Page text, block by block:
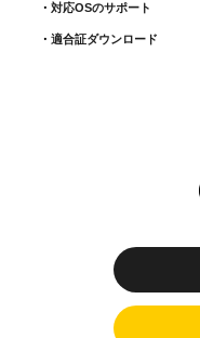
対応OSのサポート
適合証ダウンロード